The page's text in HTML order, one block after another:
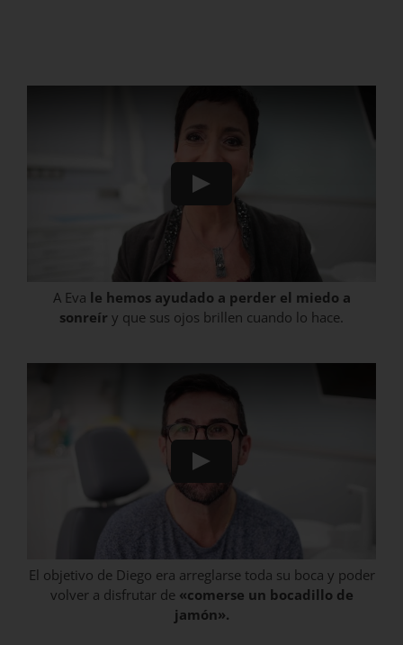
A Eva le hemos ayudado a perder el miedo a
sonreír y que sus ojos brillen cuando lo hace.
El objetivo de Diego era arreglarse toda su boca y poder
volver a disfrutar de «comerse un bocadillo de
jamón».